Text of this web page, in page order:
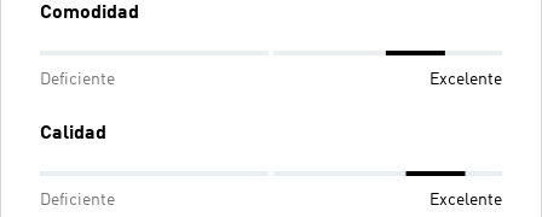
Comodidad
Deficiente Excelente
Calidad
Deficiente Excelente